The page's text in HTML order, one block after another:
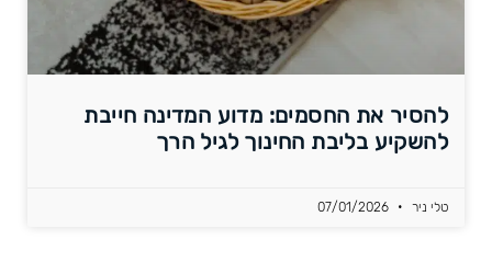
להסיר את החסמים: מדוע המדינה חייבת
להשקיע בליבת החינוך לגיל הרך
טלי ניר